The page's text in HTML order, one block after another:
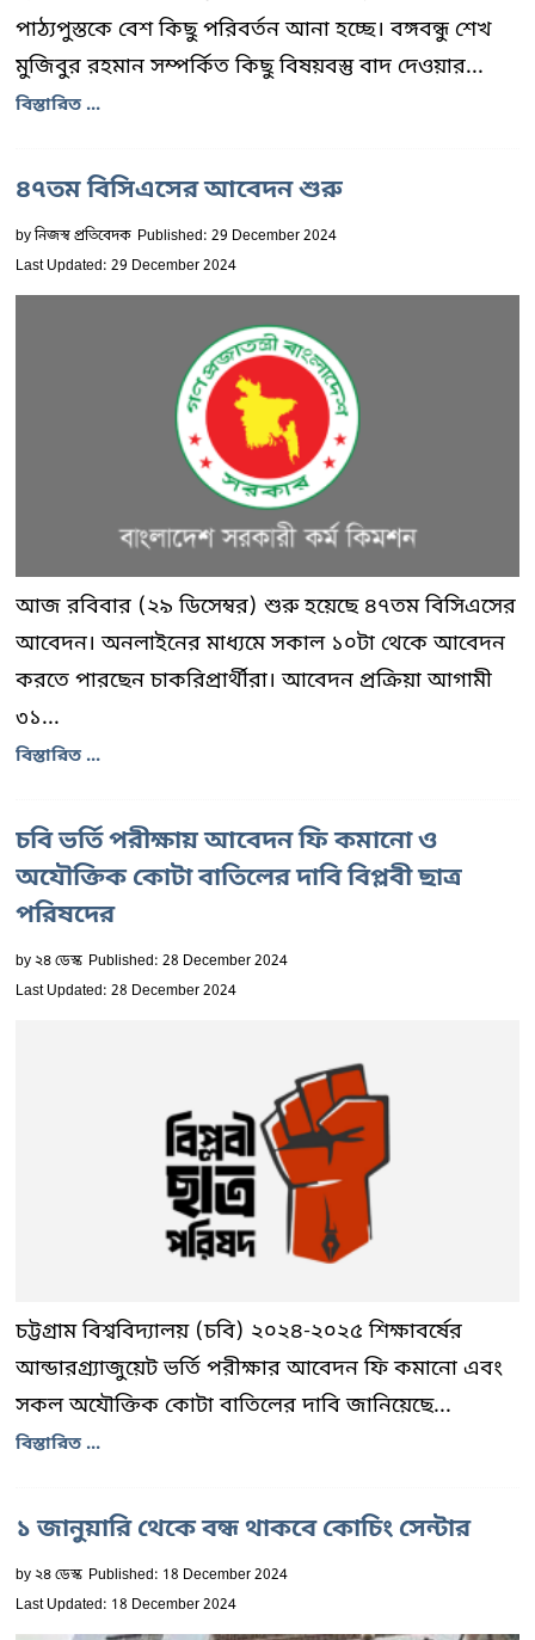
পাঠ্যপুস্তকে বেশ কিছু পরিবর্তন আনা হচ্ছে। বঙ্গবন্ধু শেখ
মুজিবুর রহমান সম্পর্কিত কিছু বিষয়বস্তু বাদ দেওয়ার...
বিস্তারিত ...
৪৭তম বিসিএসের আবেদন শুরু
byনিজস্ব প্রতিবেদক Published: 29 December 2024
Last Updated: 29 December 2024
আজ রবিবার (২৯ ডিসেম্বর) শুরু হয়েছে ৪৭তম বিসিএসের
আবেদন। অনলাইনের মাধ্যমে সকাল ১০টা থেকে আবেদন
করতে পারছেন চাকরিপ্রার্থীরা। আবেদন প্রক্রিয়া আগামী
৩১...
বিস্তারিত ...
চবি ভর্তি পরীক্ষায় আবেদন ফি কমানো ও
অযৌক্তিক কোটা বাতিলের দাবি বিপ্লবী ছাত্র
পরিষদের
by২৪ ডেস্ক Published: 28 December 2024
Last Updated: 28 December 2024
চট্টগ্রাম বিশ্ববিদ্যালয় (চবি) ২০২৪-২০২৫ শিক্ষাবর্ষের
আন্ডারগ্র্যাজুয়েট ভর্তি পরীক্ষার আবেদন ফি কমানো এবং
সকল অযৌক্তিক কোটা বাতিলের দাবি জানিয়েছে...
বিস্তারিত ...
১ জানুয়ারি থেকে বন্ধ থাকবে কোচিং সেন্টার
by২৪ ডেস্ক Published: 18 December 2024
Last Updated: 18 December 2024